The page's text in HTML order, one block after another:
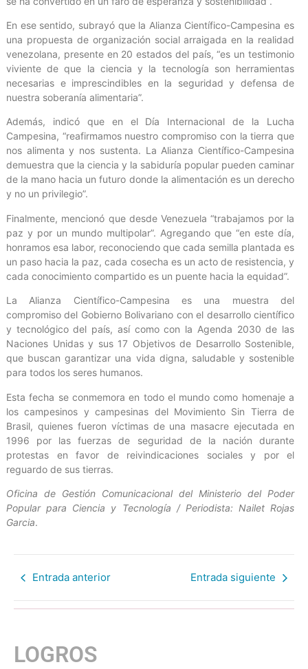
En ese sentido, subrayó que la Alianza Científico-Campesina es
una propuesta de organización social arraigada en la realidad
venezolana, presente en 20 estados del país, “es un testimonio
viviente de que la ciencia y la tecnología son herramientas
necesarias e imprescindibles en la seguridad y defensa de
nuestra soberanía alimentaria”.
Además, indicó que en el Día Internacional de la Lucha
Campesina, “reafirmamos nuestro compromiso con la tierra que
nos alimenta y nos sustenta. La Alianza Científico-Campesina
demuestra que la ciencia y la sabiduría popular pueden caminar
de la mano hacia un futuro donde la alimentación es un derecho
y no un privilegio”.
Finalmente, mencionó que desde Venezuela “trabajamos por la
paz y por un mundo multipolar”. Agregando que “en este día,
honramos esa labor, reconociendo que cada semilla plantada es
un paso hacia la paz, cada cosecha es un acto de resistencia, y
cada conocimiento compartido es un puente hacia la equidad”.
La Alianza Científico-Campesina es una muestra del
compromiso del Gobierno Bolivariano con el desarrollo científico
y tecnológico del país, así como con la Agenda 2030 de las
Naciones Unidas y sus 17 Objetivos de Desarrollo Sostenible,
que buscan garantizar una vida digna, saludable y sostenible
para todos los seres humanos.
Esta fecha se conmemora en todo el mundo como homenaje a
los campesinos y campesinas del Movimiento Sin Tierra de
Brasil, quienes fueron víctimas de una masacre ejecutada en
1996 por las fuerzas de seguridad de la nación durante
protestas en favor de reivindicaciones sociales y por el
reguardo de sus tierras.
Oficina de Gestión Comunicacional del Ministerio del Poder
Popular para Ciencia y Tecnología / Periodista: Nailet Rojas
Garcia.
Entrada anterior Entrada siguiente
LOGROS